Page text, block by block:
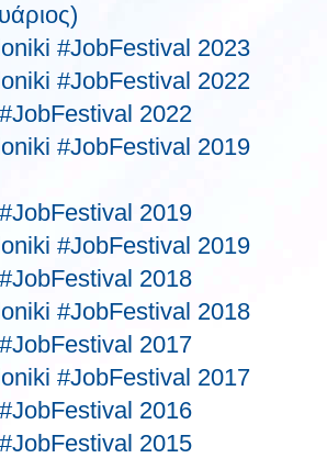
#JobFestival 2023
#JobFestival 2022
2022
#JobFestival 2019
2019
#JobFestival 2019
2018
#JobFestival 2018
2017
#JobFestival 2017
2016
2015